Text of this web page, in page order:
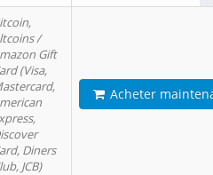
/
Gift
(Visa,
Diners
JCB)
Acheter